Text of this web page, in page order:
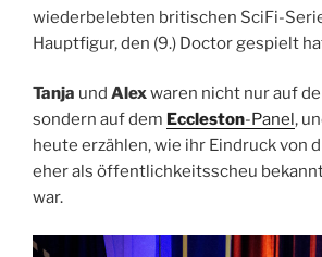
wiederbelebten britischen SciFi-
Hauptfigur, den (9.) Doctor gespielt
Tanja und Alexwaren nicht nur auf
sondern auf dem Eccleston-Panel,
heute erzählen, wie ihr Eindruck von
eher als öffentlichkeitsscheu
war.